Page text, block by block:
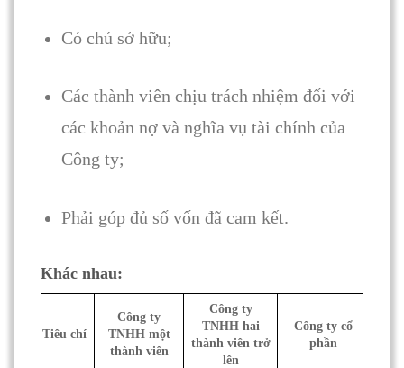
Có chủ sở hữu;
Các thành viên chịu trách nhiệm đối với
các khoản nợ và nghĩa vụ tài chính của
Công ty;
Phải góp đủ số vốn đã cam kết.
Khác nhau:
Tiêu chí
Công ty
TNHH một
thành viên
Công ty
TNHH hai
thành viên trở
lên
Công ty cổ
phần